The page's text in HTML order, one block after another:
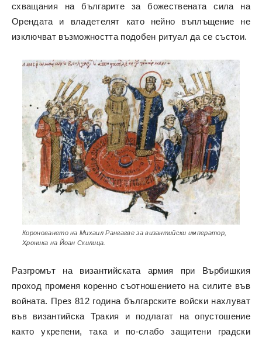
схващания на българите за божествената сила на
Орендата и владетелят като нейно въплъщение не
изключват възможността подобен ритуал да се състои.
Короноването на Михаил Рангагве за византийски император,
Хроника на Йоан Скилица.
Разгромът на византийската армия при Върбишкия
проход променя коренно съотношението на силите във
войната. През 812 година българските войски нахлуват
във византийска Тракия и подлагат на опустошение
както укрепени, така и по-слабо защитени градски